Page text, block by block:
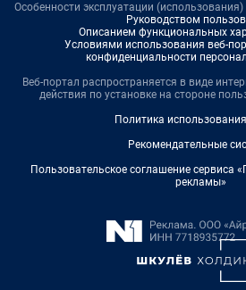
Особенности эксплуатации
Руководством
Описанием функциональных
Условиями использования веб-
конфиденциальности
Веб-портал распространяется в виде
действия по установке на стороне
Политика
Рекомендательные
Пользовательское соглашение сервиса
рекламы»